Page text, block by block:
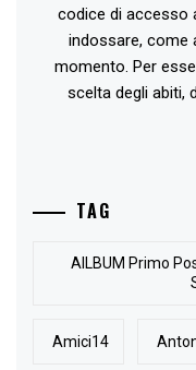
codice di accesso
indossare, come
momento. Per
scelta degli abiti,
TAG
AlLBUM Primo
Amici14